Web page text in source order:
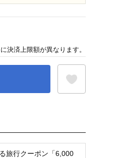
旅行クーポン「6,000
決済上限額が異なります。